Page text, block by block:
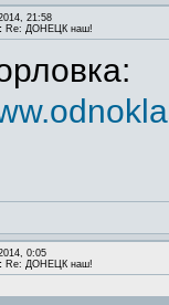
21:58
Re: ДОНЕЦК наш!
0:05
Re: ДОНЕЦК наш!